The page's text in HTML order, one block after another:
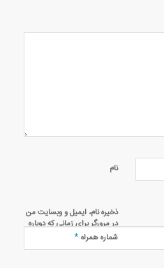
نام
ذخیره نام، ایمیل و وبسایت من
در مرورگر برای زمانی که دوباره
دیدگاهی می‌نویسم.
شماره همراه*